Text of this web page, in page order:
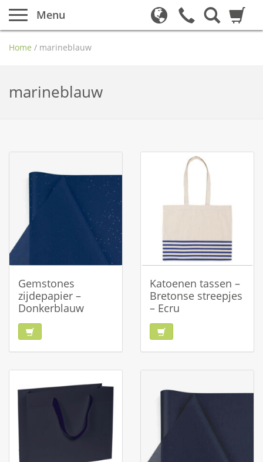
Menu
Home / marineblauw
marineblauw
Gemstones
zijdepapier –
Donkerblauw
Katoenen tassen –
Bretonse streepjes
– Ecru